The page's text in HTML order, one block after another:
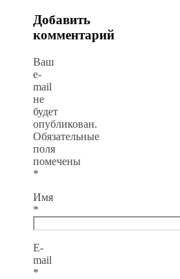
Добавить
комментарий
Ваш
e-
mail
не
будет
опубликован.
Обязательные
поля
помечены
*
Имя
*
E-
mail
*